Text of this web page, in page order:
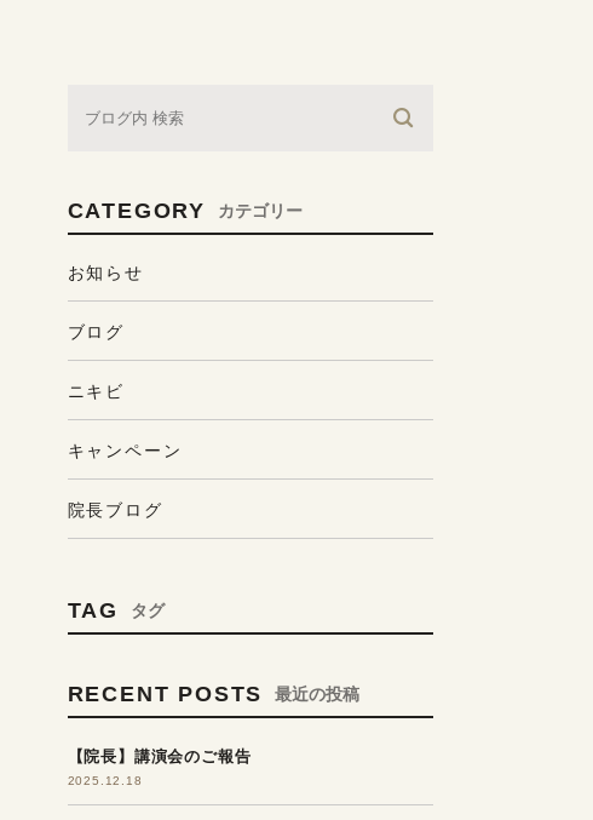
CATEGORY カテゴリー
お知らせ
ブログ
キャンペーン
ニキビ
院長ブログ
TAG タグ
RECENT POSTS 最近の投稿
【院長】講演会のご報告
2025.12.18